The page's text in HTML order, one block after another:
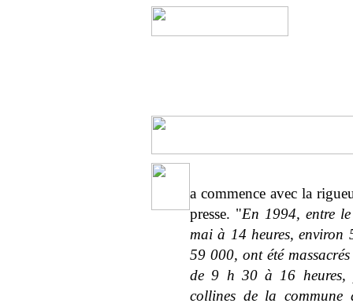
a commence avec la
presse. "En 1994, entre
mai à 14 heures, environ
59 000, ont été
de 9 h 30 à 16 heures,
collines de la commune